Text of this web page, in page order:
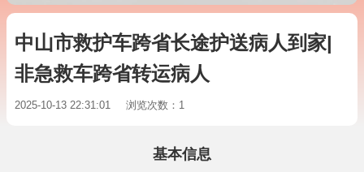
中山市救护车跨省长途护送病人到家|
非急救车跨省转运病人
2025-10-13 22:31:01 浏览次数：1
基本信息